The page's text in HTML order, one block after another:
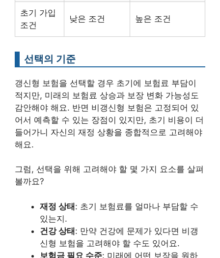
초기 가입
조건
낮은 조건 높은 조건
선택의 기준
갱신형 보험을 선택할 경우 초기에 보험료 부담이
적지만, 미래의 보험료 상승과 보장 변화 가능성도
감안해야 해요. 반면 비갱신형 보험은 고정되어 있
어서 예측할 수 있는 장점이 있지만, 초기 비용이 더
들어가니 자신의 재정 상황을 종합적으로 고려해야
해요.
그럼, 선택을 위해 고려해야 할 몇 가지 요소를 살펴
볼까요?
재정 상태: 초기 보험료를 얼마나 부담할 수
있는지.
건강 상태: 만약 건강에 문제가 있다면 비갱
신형 보험을 고려해야 할 수도 있어요.
보험금 필요 수준: 미래에 어떤 보장을 원하